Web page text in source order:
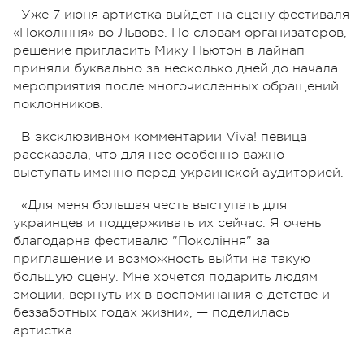
Уже 7 июня артистка выйдет на сцену фестиваля
«Покоління» во Львове. По словам организаторов,
решение пригласить Мику Ньютон в лайнап
приняли буквально за несколько дней до начала
мероприятия после многочисленных обращений
поклонников.
В эксклюзивном комментарии Viva! певица
рассказала, что для нее особенно важно
выступать именно перед украинской аудиторией.
«Для меня большая честь выступать для
украинцев и поддерживать их сейчас. Я очень
благодарна фестивалю "Покоління" за
приглашение и возможность выйти на такую
большую сцену. Мне хочется подарить людям
эмоции, вернуть их в воспоминания о детстве и
беззаботных годах жизни», — поделилась
артистка.